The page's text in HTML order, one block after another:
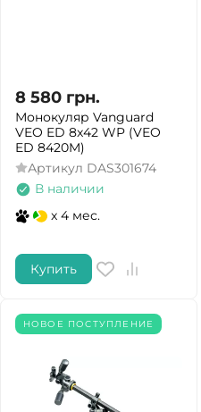
8 580 грн.
Монокуляр Vanguard
VEO ED 8x42 WP (VEO
ED 8420M)
Артикул DAS301674
В наличии
x 4 мес.
Купить
НОВОЕ ПОСТУПЛЕНИЕ